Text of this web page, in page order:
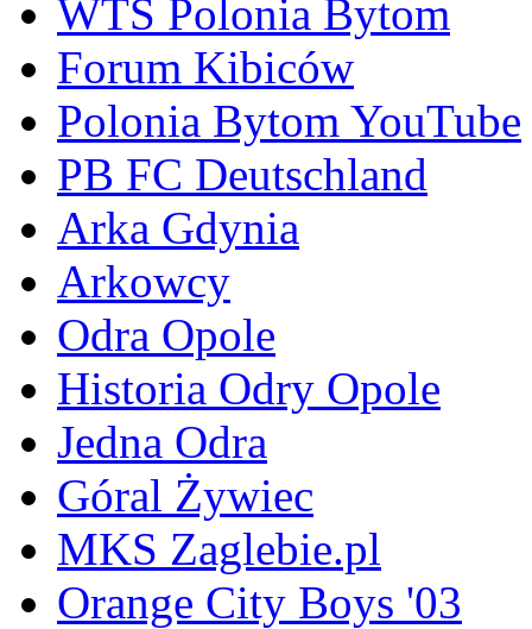
WTS Polonia Bytom
Forum Kibiców
Polonia Bytom YouTube
PB FC Deutschland
Arka Gdynia
Arkowcy
Odra Opole
Historia Odry Opole
Jedna Odra
Góral Żywiec
MKS Zaglebie.pl
Orange City Boys '03